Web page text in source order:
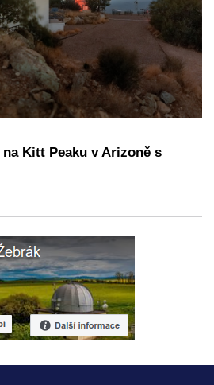
Kitt Peaku v Arizoně s